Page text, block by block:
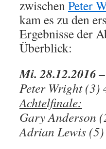
zwischenPeter
kam es zu den
Ergebnisse der
Überblick:
Mi. 28.12.2016
Peter Wright (3)
Achtelfinale:
Gary Anderson
Adrian Lewis